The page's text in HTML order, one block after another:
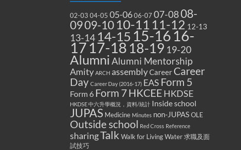
02-03 04-05 05-0606-07 07-0808-
0909-10 10-11 11-12 12-13
13-14 14-15 15-16 16-
17 17-18 18-19 19-20
Alumni Alumni Mentorship
Amity ARCH assemblyCareer Career
Day Career Day (2016-17) EAS Form 5
Form 6 Form 7HKCEE HKDSE
HKDSE 中六升學概況，資料/統計 Inside school
JUPAS Medicine Minutes non-JUPASOLE
Outside school Red Cross Reference
sharingTalk Walk for Living Water求職及面
試技巧